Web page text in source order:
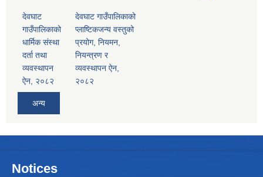
देवघाट
गाउँपालिकाको
धार्मिक संस्था
दर्ता तथा
व्यवस्थापन
ऐन, २०८२
देवघाट गाउँपालिकाको
प्लाष्टिकजन्य वस्तुको
प्रयोग, नियमन,
नियन्त्रण र
व्यवस्थापन ऐन,
२०८२
अन्य
Notices